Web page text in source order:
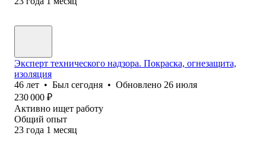
Эксперт технического надзора. Покраска, огнезащита,
изоляция
46 лет • Был сегодня • Обновлено 26 июля
230 000 ₽
Активно ищет работу
Общий опыт
23 года 1 месяц